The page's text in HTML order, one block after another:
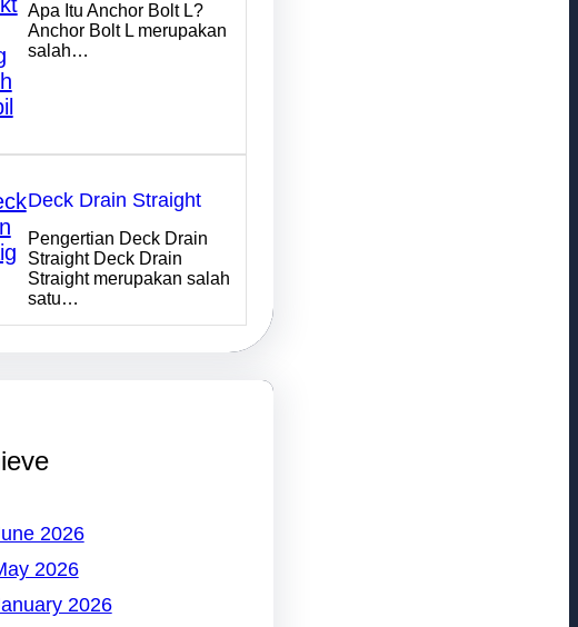
Apa Itu Anchor Bolt L?
Anchor Bolt L merupakan
salah…
Deck Drain Straight
Pengertian Deck Drain
Straight Deck Drain
Straight merupakan salah
satu…
2026
2026
2026